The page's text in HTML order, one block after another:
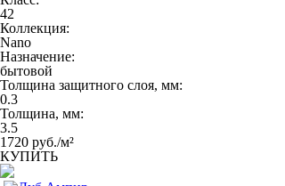
42
Коллекция:
Nano
Назначение:
бытовой
Толщина защитного слоя, мм:
0.3
Толщина, мм:
3.5
1720 руб./м²
КУПИТЬ